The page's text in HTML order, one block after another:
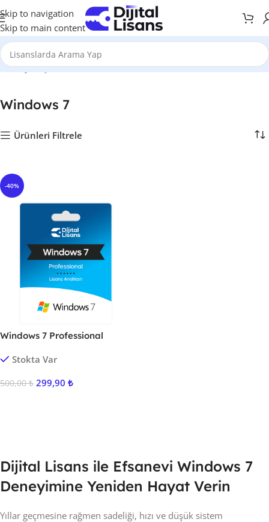
Skip to navigation
Skip to main content
Anasayfa İşletim Sistemleri Windows 7
Windows 7
Ürünleri Filtrele
-40%
Windows 7 Professional
Stokta Var
500,00₺ 299,90 ₺
Dijital Lisans ile Efsanevi Windows 7
Deneyimine Yeniden Hayat Verin
Yıllar geçmesine rağmen sadeliği, hızı ve düşük sistem